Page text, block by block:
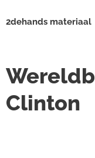
2dehands materiaal
Clinton